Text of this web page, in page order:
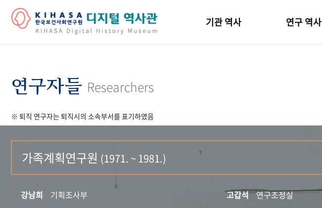
기관 역사 연구 역사
연구자들 Researchers
※ 퇴직 연구자는 퇴직시의 소속부서를 표기하였음
가족계획연구원 (1971. ~ 1981.)
강남희 기획조사부 고갑석 연구조정실